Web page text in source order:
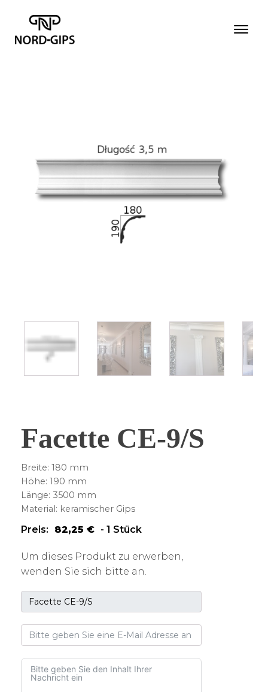
Facette CE-9/S
Breite: 180 mm
Höhe: 190 mm
Länge: 3500 mm
Material: keramischer Gips
Preis: 82,25 € - 1 Stück
Um dieses Produkt zu erwerben,
wenden Sie sich bitte an.